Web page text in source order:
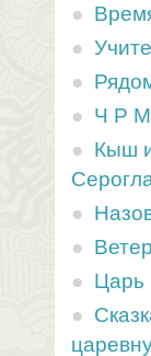
Ч Р
Кыш
Ветер
Царь